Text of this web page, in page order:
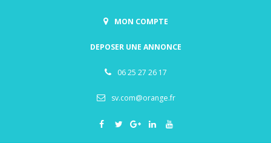
MON COMPTE
DEPOSER UNE ANNONCE
06 25 27 26 17
sv.com@orange.fr